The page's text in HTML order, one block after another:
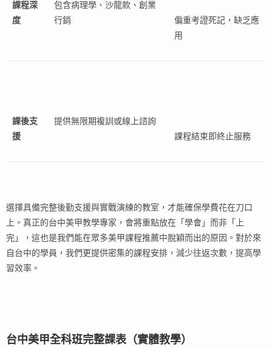
課程深
度
包含病理學、沙龍款、創業
行銷
偏重考證死記，缺乏應
用
課後支
援
提供無限期複訓或線上諮詢
課程結束即終止服務
選擇具備完整後勤支援與實戰演練的教室，才能確保學費花在刀口
上。真正的台中美甲教學專家，會將重點放在「學會」而非「上
完」，這也是我們能在眾多美甲課程推薦中脫穎而出的原因。對於來
自台中的學員，我們更提供密集的課程安排，減少往返次數，提高學
習效率。
台中美甲全科班完整課表（實體教學）